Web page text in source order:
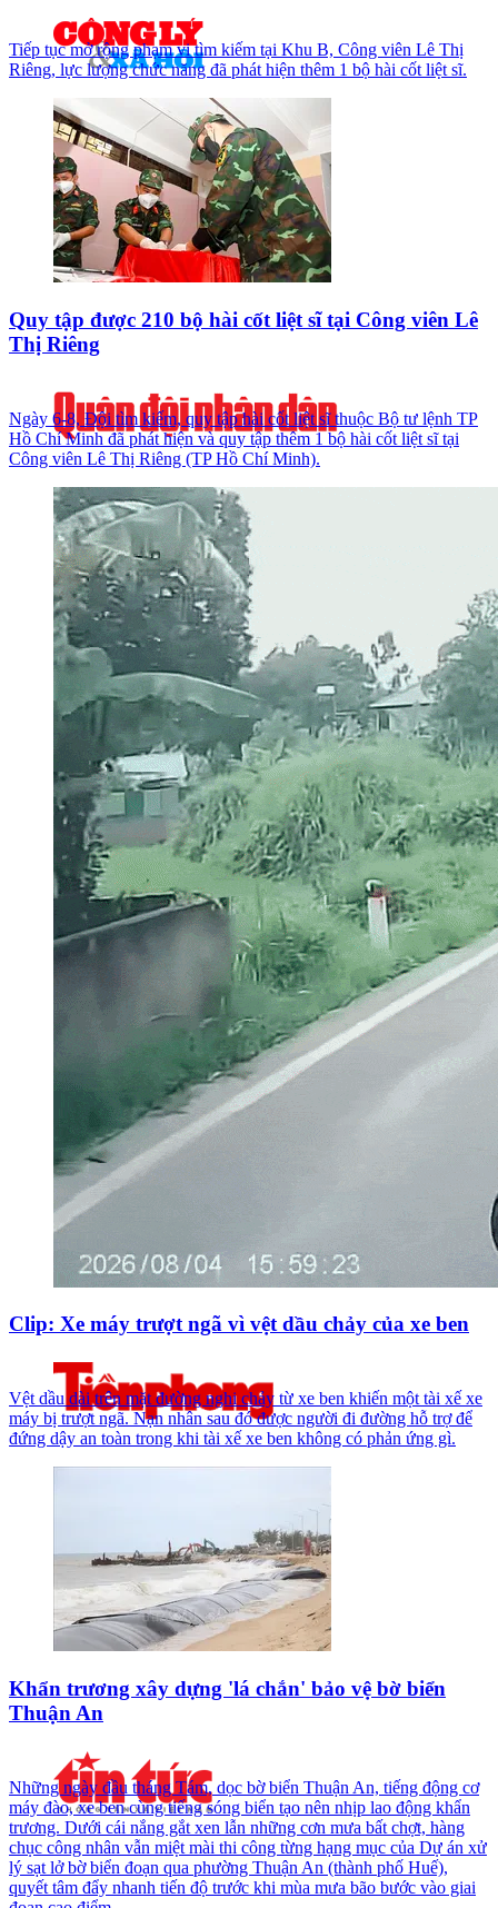
Tiếp tục mở rộng phạm vi tìm kiếm tại Khu B, Công viên Lê Thị
Riêng, lực lượng chức năng đã phát hiện thêm 1 bộ hài cốt liệt sĩ.
Quy tập được 210 bộ hài cốt liệt sĩ tại Công viên Lê
Thị Riêng
Ngày 6-8, Đội tìm kiếm, quy tập hài cốt liệt sĩ thuộc Bộ tư lệnh TP
Hồ Chí Minh đã phát hiện và quy tập thêm 1 bộ hài cốt liệt sĩ tại
Công viên Lê Thị Riêng (TP Hồ Chí Minh).
Clip: Xe máy trượt ngã vì vệt dầu chảy của xe ben
Vệt dầu dài trên mặt đường nghi chảy từ xe ben khiến một tài xế xe
máy bị trượt ngã. Nạn nhân sau đó được người đi đường hỗ trợ để
đứng dậy an toàn trong khi tài xế xe ben không có phản ứng gì.
Khẩn trương xây dựng 'lá chắn' bảo vệ bờ biển
Thuận An
Những ngày đầu tháng Tám, dọc bờ biển Thuận An, tiếng động cơ
máy đào, xe ben cùng tiếng sóng biển tạo nên nhịp lao động khẩn
trương. Dưới cái nắng gắt xen lẫn những cơn mưa bất chợt, hàng
chục công nhân vẫn miệt mài thi công từng hạng mục của Dự án xử
lý sạt lở bờ biển đoạn qua phường Thuận An (thành phố Huế),
quyết tâm đẩy nhanh tiến độ trước khi mùa mưa bão bước vào giai